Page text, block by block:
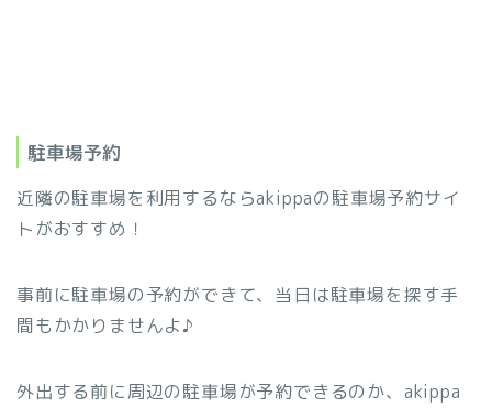
駐車場予約
近隣の駐車場を利用するならakippaの駐車場予約サイ
トがおすすめ！
事前に駐車場の予約ができて、当日は駐車場を探す手
間もかかりませんよ♪
外出する前に周辺の駐車場が予約できるのか、akippa